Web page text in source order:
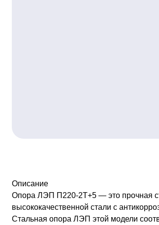
Описание
Опора ЛЭП П220-2Т+5 — это прочная
высококачественной стали с
Стальная опора ЛЭП этой модели